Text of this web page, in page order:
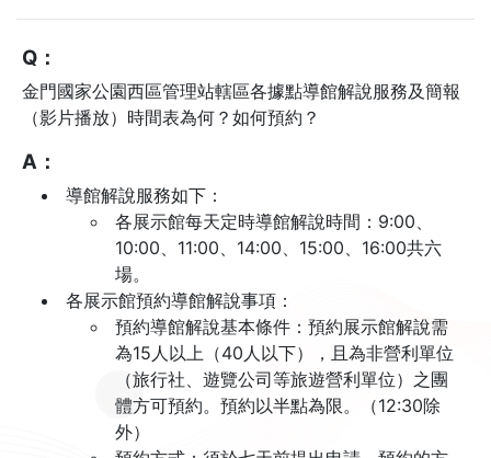
Q：
金門國家公園西區管理站轄區各據點導館解說服務及簡報
（影片播放）時間表為何？如何預約？
A：
導館解說服務如下：
各展示館每天定時導館解說時間：9:00、
10:00、11:00、14:00、15:00、16:00共六
場。
各展示館預約導館解說事項：
預約導館解說基本條件：預約展示館解說需
為15人以上（40人以下），且為非營利單位
（旅行社、遊覽公司等旅遊營利單位）之團
體方可預約。預約以半點為限。（12:30除
外）